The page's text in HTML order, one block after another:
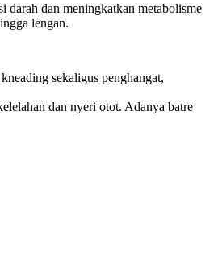
darah dan meningkatkan metabolisme
lengan.
sekaligus penghangat,
dan nyeri otot. Adanya batre